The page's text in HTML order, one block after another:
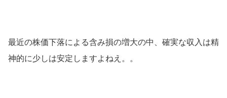
最近の株価下落による含み損の増大の中、確実な収入は精
神的に少しは安定しますよねえ。。